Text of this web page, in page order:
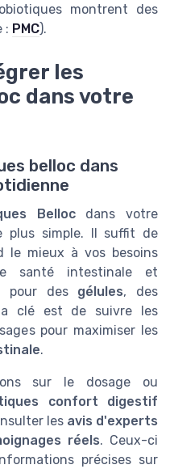
montrent des
: PMC).
les
dans votre
belloc dans
Bellocdans votre
plus simple. Il suffit de
le mieux à vos besoins
santé intestinale et
pour des gélules, des
clé est de suivre les
pour maximiser les
.
sur le dosage ou
confort digestif
les avis d'experts
réels. Ceux-ci
précises sur